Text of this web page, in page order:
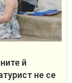
й
не се